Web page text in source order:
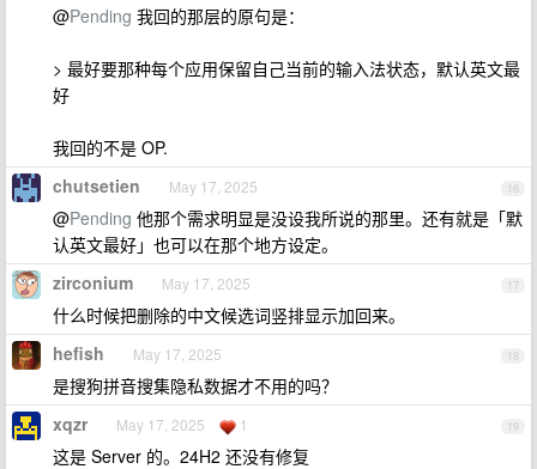
@Pending 我回的那层的原句是：
> 最好要那种每个应用保留自己当前的输入法状态，默认英文最
好
我回的不是 OP.
16
chutsetien May 17, 2025
@Pending 他那个需求明显是没设我所说的那里。还有就是「默
认英文最好」也可以在那个地方设定。
17
zirconium May 17, 2025
什么时候把删除的中文候选词竖排显示加回来。
18
hefish May 17, 2025
是搜狗拼音搜集隐私数据才不用的吗？
19
xqzr May 17, 2025 1
这是 Server 的。24H2 还没有修复